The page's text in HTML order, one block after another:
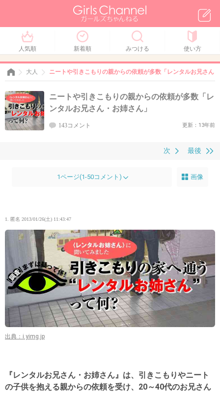
人気順 新着順 みつける 使い方
大人 ニートや引きこもりの親からの依頼が多数「レンタルお兄さん
ニートや引きこもりの親からの依頼が多数「レ
ンタルお兄さん・お姉さん」
143コメント 更新：13年前
最後
次
1ページ(1-50コメント) 画像
1. 匿名 2013/01/26(土) 11:43:47
出典：i.yimg.jp
『レンタルお兄さん・お姉さん』は、引きこもりやニート
の子供を抱える親からの依頼を受け、20～40代のお兄さん